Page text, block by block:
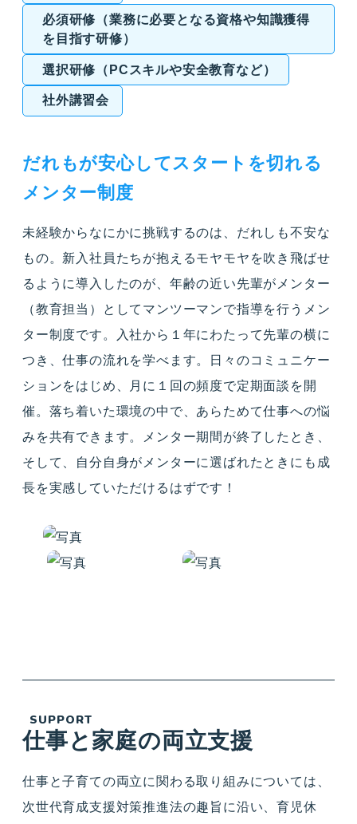
必須研修（業務に必要となる資格や知識獲得
を目指す研修）
選択研修（PCスキルや安全教育など）
社外講習会
だれもが安心してスタートを切れる
メンター制度
未経験からなにかに挑戦するのは、だれしも不安な
もの。新入社員たちが抱えるモヤモヤを吹き飛ばせ
るように導入したのが、年齢の近い先輩がメンター
（教育担当）としてマンツーマンで指導を行うメン
ター制度です。入社から１年にわたって先輩の横に
つき、仕事の流れを学べます。日々のコミュニケー
ションをはじめ、月に１回の頻度で定期面談を開
催。落ち着いた環境の中で、あらためて仕事への悩
みを共有できます。メンター期間が終了したとき、
そして、自分自身がメンターに選ばれたときにも成
長を実感していただけるはずです！
SUPPORT
仕事と家庭の両立支援
仕事と子育ての両立に関わる取り組みについては、
次世代育成支援対策推進法の趣旨に沿い、育児休